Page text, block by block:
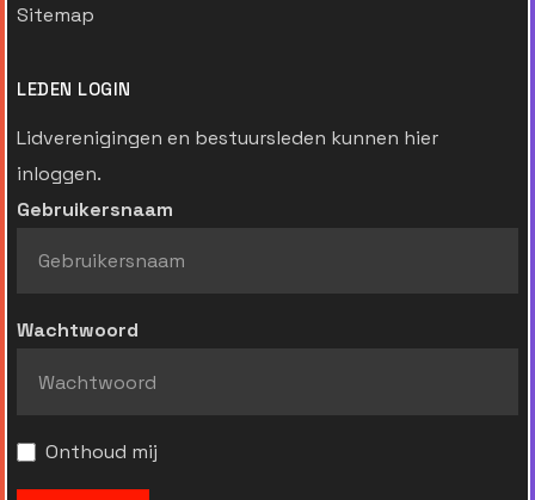
Sitemap
LEDEN LOGIN
Lidverenigingen en bestuursleden kunnen hier
inloggen.
Gebruikersnaam
Wachtwoord
Onthoud mij